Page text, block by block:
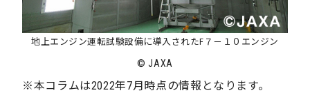
地上エンジン運転試験設備に導入されたF７－１０エンジン
© JAXA
※本コラムは2022年7月時点の情報となります。